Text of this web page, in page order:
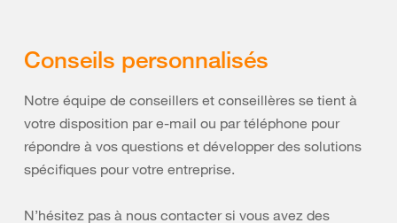
Conseils personnalisés
Notre équipe de conseillers et conseillères se tient à
votre disposition par e-mail ou par téléphone pour
répondre à vos questions et développer des solutions
spécifiques pour votre entreprise.
N’hésitez pas à nous contacter si vous avez des